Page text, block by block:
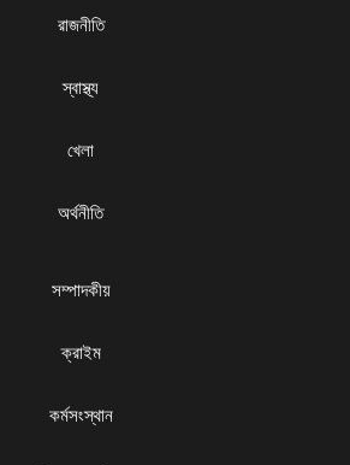
রাজনীতি
স্বাস্থ্য
খেলা
অর্থনীতি
সম্পাদকীয়
ক্রাইম
কর্মসংস্থান